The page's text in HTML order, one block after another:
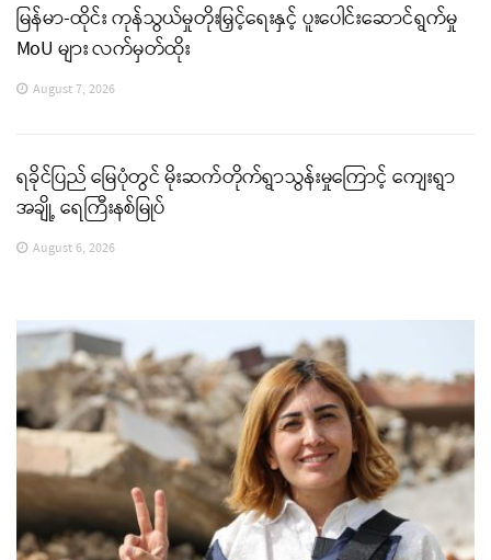
မြန်မာ-ထိုင်း ကုန်သွယ်မှုတိုးမြှင့်ရေးနှင့် ပူးပေါင်းဆောင်ရွက်မှု
MoU များ လက်မှတ်ထိုး
August 7, 2026
ရခိုင်ပြည် မြေပုံတွင် မိုးဆက်တိုက်ရွာသွန်းမှုကြောင့် ကျေးရွာ
အချို့ ရေကြီးနစ်မြုပ်
August 6, 2026